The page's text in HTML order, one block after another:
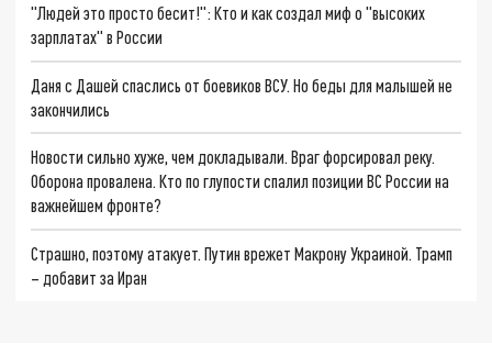
"Людей это просто бесит!": Кто и как создал миф о "высоких
зарплатах" в России
Даня с Дашей спаслись от боевиков ВСУ. Но беды для малышей не
закончились
Новости сильно хуже, чем докладывали. Враг форсировал реку.
Оборона провалена. Кто по глупости спалил позиции ВС России на
важнейшем фронте?
Страшно, поэтому атакует. Путин врежет Макрону Украиной. Трамп
– добавит за Иран